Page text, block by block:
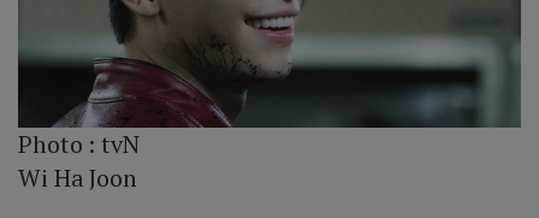
Photo :tvN
Wi Ha Joon